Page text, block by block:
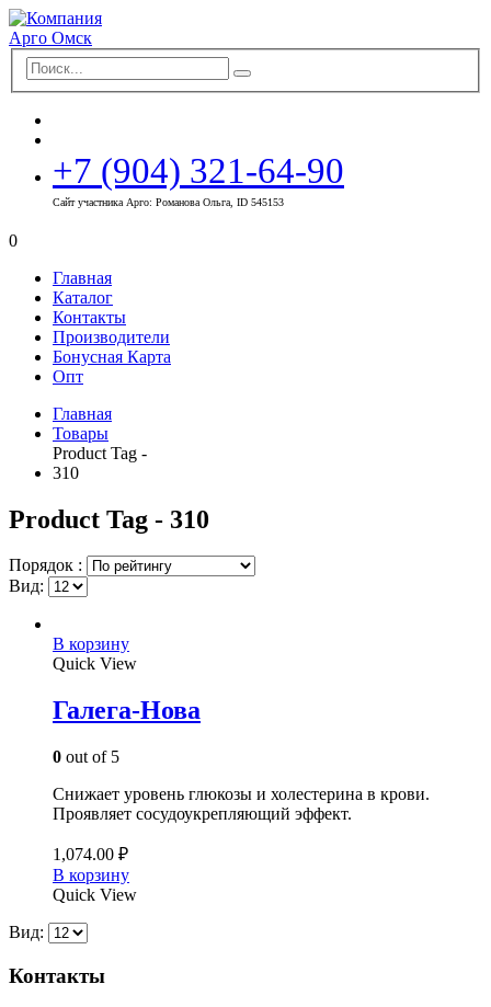
+7 (904) 321-64-90
Сайт участника Арго: Романова Ольга, ID 545153
0
Главная
Каталог
Контакты
Производители
Бонусная Карта
Опт
Главная
Товары
Product Tag -
310
Product Tag - 310
Порядок :
Вид:
В корзину
Quick View
Галега-Нова
0 out of 5
Снижает уровень глюкозы и холестерина в крови.
Проявляет сосудоукрепляющий эффект.
1,074.00 ₽
В корзину
Quick View
Вид:
Контакты